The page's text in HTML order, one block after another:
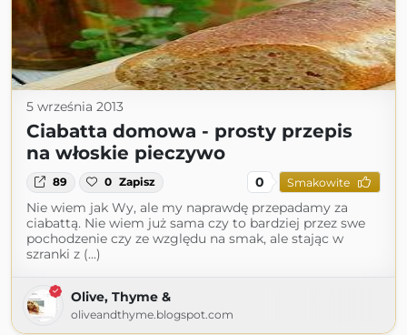
5 września 2013
Ciabatta domowa - prosty przepis
na włoskie pieczywo
89 0 Zapisz 0 Smakowite
Nie wiem jak Wy, ale my naprawdę przepadamy za
ciabattą. Nie wiem już sama czy to bardziej przez swe
pochodzenie czy ze względu na smak, ale stając w
szranki z (...)
Olive, Thyme &
oliveandthyme.blogspot.com